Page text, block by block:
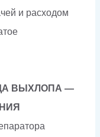
и расходом
ВЫХЛОПА —